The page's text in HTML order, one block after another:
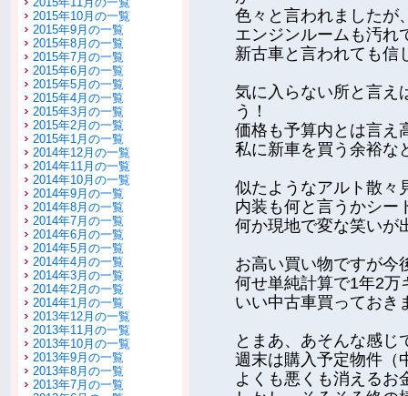
2015年10月の一覧
2015年9月の一覧
2015年8月の一覧
2015年7月の一覧
2015年6月の一覧
2015年5月の一覧
2015年4月の一覧
2015年3月の一覧
2015年2月の一覧
2015年1月の一覧
2014年12月の一覧
2014年11月の一覧
2014年10月の一覧
2014年9月の一覧
2014年8月の一覧
2014年7月の一覧
2014年6月の一覧
2014年5月の一覧
2014年4月の一覧
2014年3月の一覧
2014年2月の一覧
2014年1月の一覧
2013年12月の一覧
2013年11月の一覧
2013年10月の一覧
2013年9月の一覧
2013年8月の一覧
2013年7月の一覧
色々と言われましたが
エンジンルームも汚れ
新古車と言われても信
気に入らない所と言え
う！
価格も予算内とは言え
私に新車を買う余裕な
似たようなアルト散々
内装も何と言うかシー
何か現地で変な笑いが
お高い買い物ですが今
何せ単純計算で1年2万
いい中古車買っておき
とまあ、あそんな感じ
週末は購入予定物件（
よくも悪くも消えるお